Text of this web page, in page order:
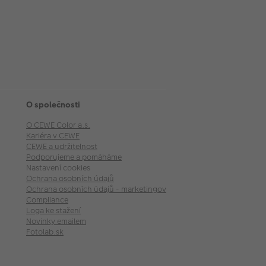
O společnosti
O CEWE Color a.s.
Kariéra v CEWE
CEWE a udržitelnost
Podporujeme a pomáháme
Nastavení cookies
Ochrana osobních údajů
Ochrana osobních údajů - marketingové akce
Compliance
Loga ke stažení
Novinky emailem
Fotolab.sk